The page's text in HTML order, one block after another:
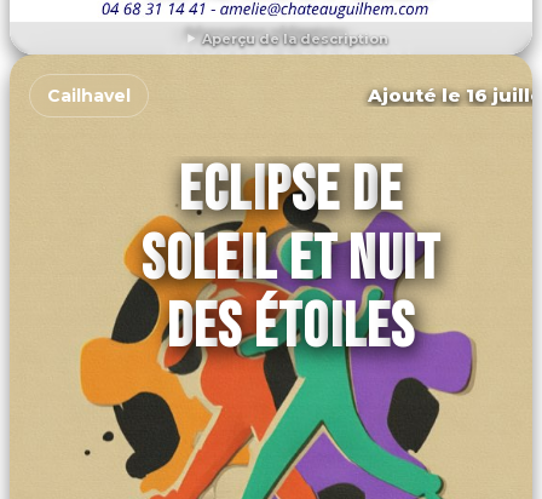
Aperçu de la description
DÉCOUVRIR L'ÉVÉNEMENT
Cailhavel Ajouté le 16
ECLIPSE DE
SOLEIL ET NUIT
DES ÉTOILES